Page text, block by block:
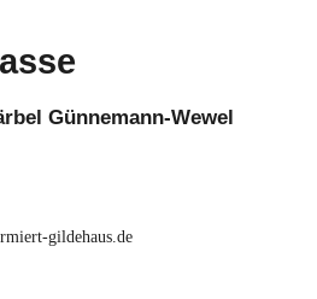
Günnemann-Wewel
gildehaus.de